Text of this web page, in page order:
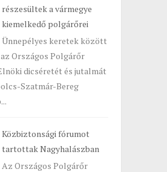
részesültek a vármegye
kiemelkedő polgárőrei
Ünnepélyes keretek között
Országos Polgárőr
dicséretét és jutalmát
Szatmár-Bereg
Közbiztonsági fórumot
tartottak Nagyhalászban
Az Országos Polgárőr